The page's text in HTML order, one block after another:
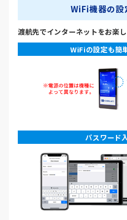
WiFi機器の設
渡航先でインターネットをお楽し
WiFiの設定も簡
パスワード